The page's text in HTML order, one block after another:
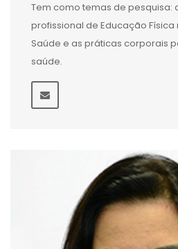
Tem como temas de pesquisa:
profissional de Educação
Saúde e as práticas corporais
saúde.